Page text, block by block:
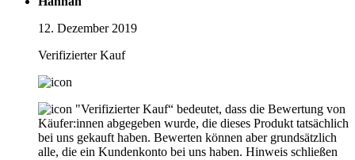
12. Dezember 2019
Verifizierter Kauf
"Verifizierter Kauf“ bedeutet, dass die Bewertung von
Käufer:innen abgegeben wurde, die dieses Produkt tatsächlich
bei uns gekauft haben. Bewerten können aber grundsätzlich
alle, die ein Kundenkonto bei uns haben. Hinweis schließen